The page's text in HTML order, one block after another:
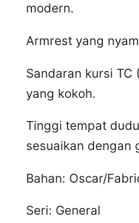
modern.
Armrest yang
Sandaran kursi TC
yang kokoh.
Tinggi tempat
sesuaikan dengan
Bahan: Oscar/
Seri: General